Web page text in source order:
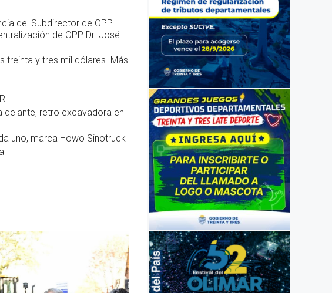
del Subdirector de OPP
de OPP Dr. José
treinta y tres mil dólares. Más
delante, retro excavadora en
uno, marca Howo Sinotruck